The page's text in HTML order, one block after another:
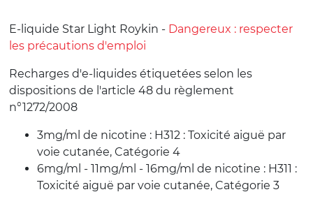
E-liquide Star Light Roykin - Dangereux : respecter
les précautions d'emploi
Recharges d'e-liquides étiquetées selon les
dispositions de l'article 48 du règlement
n°1272/2008
3mg/ml de nicotine : H312 : Toxicité aiguë par
voie cutanée, Catégorie 4
6mg/ml - 11mg/ml - 16mg/ml de nicotine : H311 :
Toxicité aiguë par voie cutanée, Catégorie 3